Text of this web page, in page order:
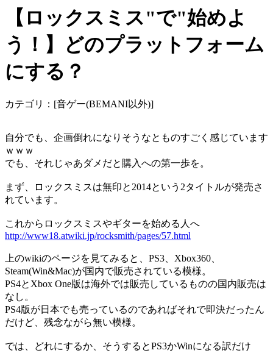
【ロックスミス"で"始めよ
う！】どのプラットフォーム
にする？
カテゴリ：[音ゲー(BEMANI以外)]
自分でも、企画倒れになりそうなとものすごく感じています
ｗｗｗ
でも、それじゃあダメだと購入への第一歩を。
まず、ロックスミスは無印と2014という2タイトルが発売さ
れています。
これからロックスミスやギターを始める人へ
http://www18.atwiki.jp/rocksmith/pages/57.html
上のwikiのページを見てみると、PS3、Xbox360、
Steam(Win&Mac)が国内で販売されている模様。
PS4とXbox One版は海外では販売しているものの国内販売は
なし。
PS4版が日本でも売っているのであればそれで即決だったん
だけど、残念ながら無い模様。
では、どれにするか、そうするとPS3かWinになる訳だけ